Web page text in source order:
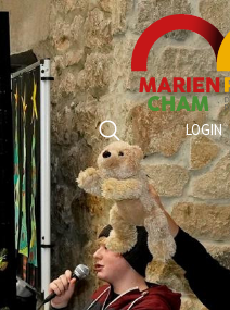
LOGIN
Suchbegriffe
Marienrealschule
Katzberger Straße 5
93413Cham
Telefon: 09971
Fax: 09971 843672
E-Mail: